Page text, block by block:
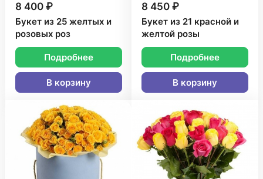
8 400 ₽
Букет из 25 желтых и
розовых роз
Подробнее
В корзину
8 450 ₽
Букет из 21 красной и
желтой розы
Подробнее
В корзину